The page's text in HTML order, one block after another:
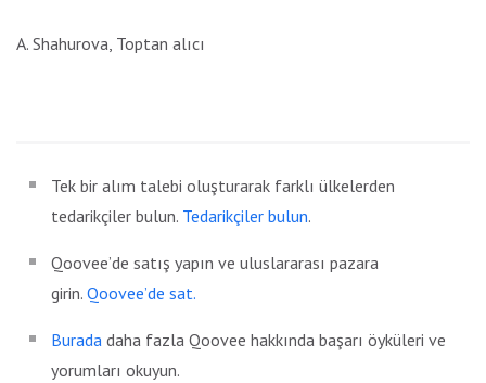
A. Shahurova, Toptan alıcı
Tek bir alım talebi oluşturarak farklı ülkelerden
tedarikçiler bulun. Tedarikçiler bulun.
Qoovee’de satış yapın ve uluslararası pazara
girin. Qoovee’de sat.
Burada daha fazla Qoovee hakkında başarı öyküleri ve
yorumları okuyun.